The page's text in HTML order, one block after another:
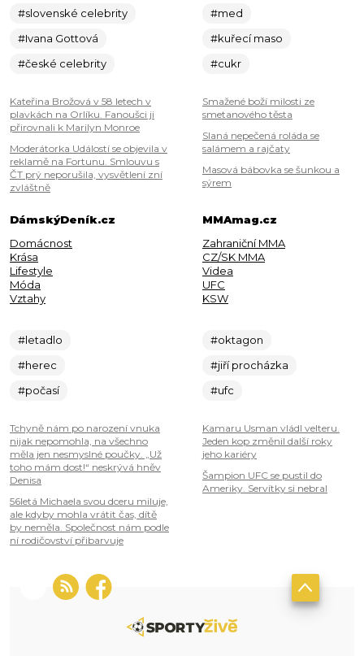
#slovenské celebrity
#Ivana Gottová
#české celebrity
Kateřina Brožová v 58 letech v
plavkách na Orlíku. Fanoušci ji
přirovnali k Marilyn Monroe
Moderátorka Událostí se objevila v
reklamě na Fortunu. Smlouvu s
ČT prý neporušila, vysvětlení zní
zvláštně
#med
#kuřecí maso
#cukr
Smažené boží milosti ze
smetanového těsta
Slaná nepečená roláda se
salámem a rajčaty
Masová bábovka se šunkou a
sýrem
DámskýDeník.cz
Domácnost
Krása
Lifestyle
Móda
Vztahy
#letadlo
#herec
#počasí
Tchyně nám po narození vnuka
nijak nepomohla, na všechno
měla jen nesmyslné poučky. „Už
toho mám dost!“ neskrývá hněv
Denisa
56letá Michaela svou dceru miluje,
ale kdyby mohla vrátit čas, dítě
by neměla. Společnost nám podle
ní rodičovství přibarvuje
MMAmag.cz
Zahraniční MMA
CZ/SK MMA
Videa
UFC
KSW
#oktagon
#jiří procházka
#ufc
Kamaru Usman vládl velteru.
Jeden kop změnil další roky
jeho kariéry
Šampion UFC se pustil do
Ameriky. Servítky si nebral